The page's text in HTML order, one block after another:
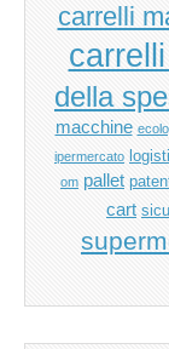
carrelli
della
macchine
ipermercato
om pallet
cart